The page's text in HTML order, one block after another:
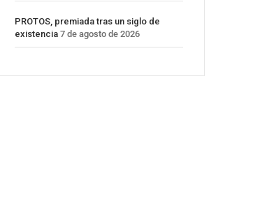
PROTOS, premiada tras un siglo de
existencia 7 de agosto de 2026